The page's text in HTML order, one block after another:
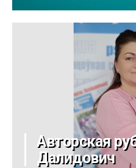
Авторская
Далидович